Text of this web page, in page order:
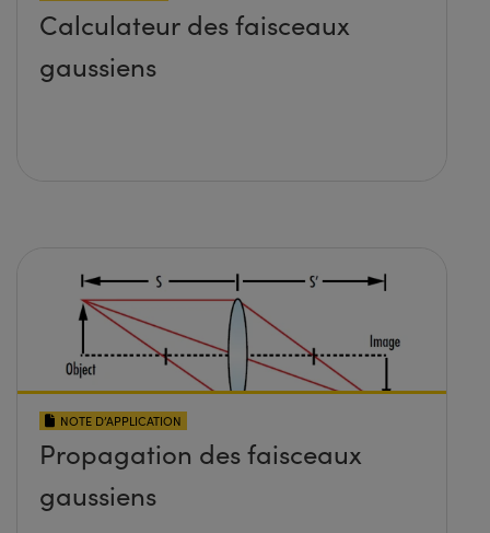
Calculateur des faisceaux
gaussiens
NOTE D’APPLICATION
Propagation des faisceaux
gaussiens